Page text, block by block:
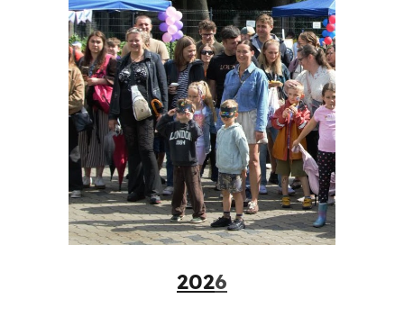
2026